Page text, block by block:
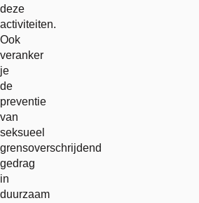
deze
activiteiten.
Ook
veranker
je
de
preventie
van
seksueel
grensoverschrijdend
gedrag
in
duurzaam